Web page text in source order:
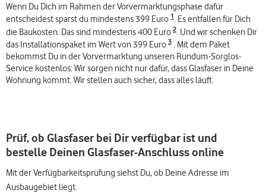
Wenn Du Dich im Rahmen der Vorvermarktungsphase dafür
entscheidest sparst du mindestens 399 Euro 1. Es entfallen für Dich
die Baukosten. Das sind mindestens 400 Euro 2. Und wir schenken Dir
das Installationspaket im Wert von 399 Euro 3 . Mit dem Paket
bekommst Du in der Vorvermarktung unseren Rundum-Sorglos-
Service kostenlos: Wir sorgen nicht nur dafür, dass Glasfaser in Deine
Wohnung kommt. Wir stellen auch sicher, dass alles läuft.
Prüf, ob Glasfaser bei Dir verfügbar ist und
bestelle Deinen Glasfaser-Anschluss online
Mit der Verfügbarkeitsprüfung siehst Du, ob Deine Adresse im
Ausbaugebiet liegt.